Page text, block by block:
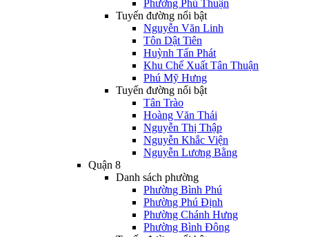
Phường Phú Thuận
Tuyến đường nổi bật
Nguyễn Văn Linh
Tôn Dật Tiên
Huỳnh Tấn Phát
Khu Chế Xuất Tân Thuận
Phú Mỹ Hưng
Tuyến đường nổi bật
Tân Trào
Hoàng Văn Thái
Nguyễn Thị Thập
Nguyễn Khắc Viện
Nguyễn Lương Bằng
Quận 8
Danh sách phường
Phường Bình Phú
Phường Phú Định
Phường Chánh Hưng
Phường Bình Đông